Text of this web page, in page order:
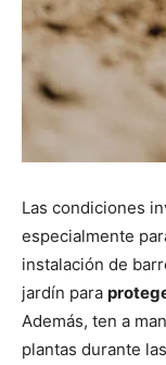
Las condiciones
especialmente
instalación de
jardín para
Además, ten a
plantas durante